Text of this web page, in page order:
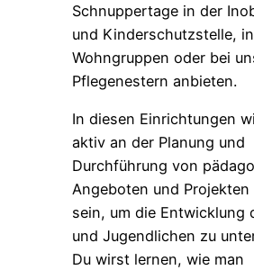
Schnuppertage in der
und Kinderschutzstelle,
Wohngruppen oder bei
Pflegenestern anbieten.
In diesen Einrichtungen
aktiv an der Planung und
Durchführung von
Angeboten und
sein, um die Entwicklung
und Jugendlichen zu
Du wirst lernen, wie man